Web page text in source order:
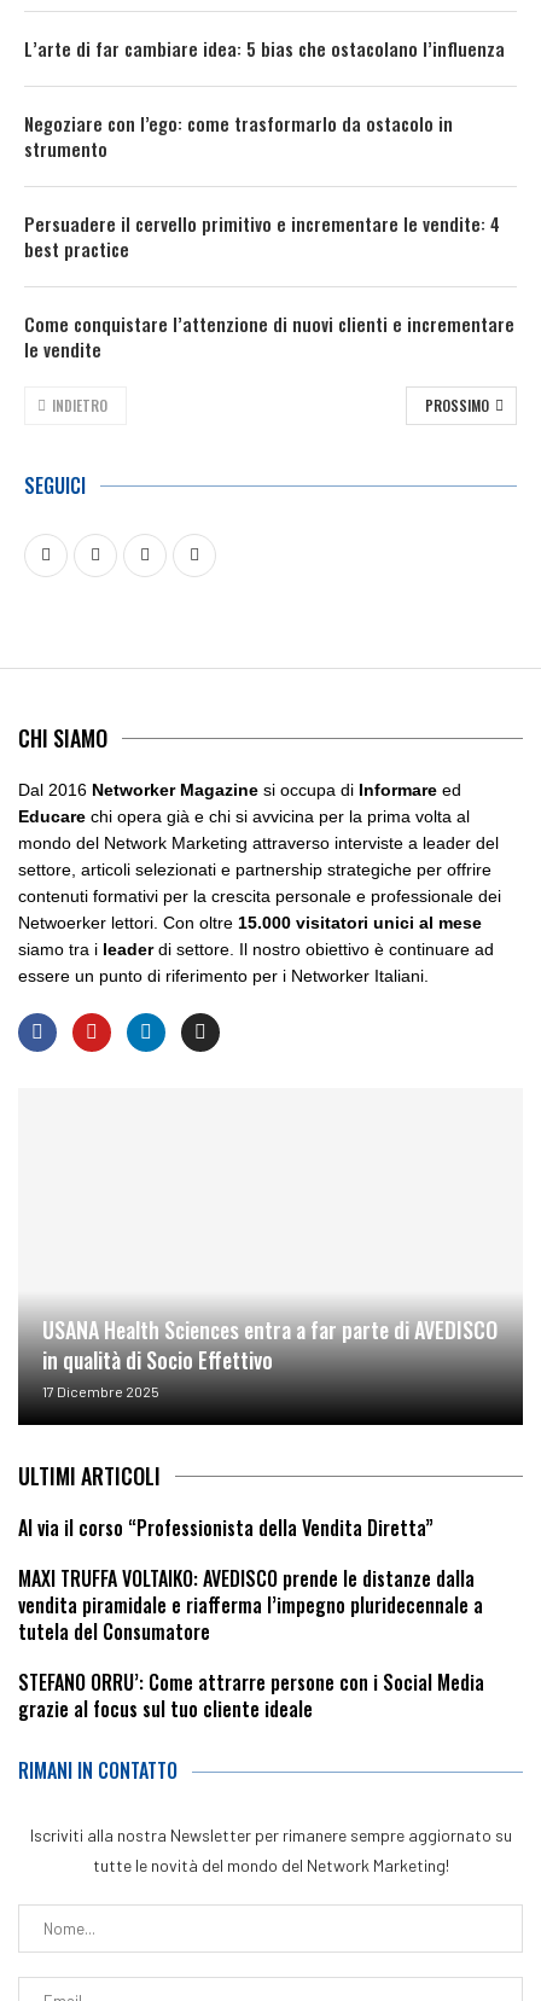
L’arte di far cambiare idea: 5 bias che ostacolano l’influenza
Negoziare con l’ego: come trasformarlo da ostacolo in
strumento
Persuadere il cervello primitivo e incrementare le vendite: 4
best practice
Come conquistare l’attenzione di nuovi clienti e incrementare
le vendite
INDIETRO PROSSIMO
SEGUICI
CHI SIAMO
Dal 2016 Networker Magazine si occupa di Informare ed
Educare chi opera già e chi si avvicina per la prima volta al
mondo del Network Marketing attraverso interviste a leader del
settore, articoli selezionati e partnership strategiche per offrire
contenuti formativi per la crescita personale e professionale dei
Netwoerker lettori. Con oltre 15.000 visitatori unici al mese
siamo tra i leaderdi settore. Il nostro obiettivo è continuare ad
essere un punto di riferimento per i Networker Italiani.
USANA Health Sciences entra a far parte di AVEDISCO
in qualità di Socio Effettivo
17 Dicembre 2025
ULTIMI ARTICOLI
Al via il corso “Professionista della Vendita Diretta”
MAXI TRUFFA VOLTAIKO: AVEDISCO prende le distanze dalla
vendita piramidale e riafferma l’impegno pluridecennale a
tutela del Consumatore
STEFANO ORRU’: Come attrarre persone con i Social Media
grazie al focus sul tuo cliente ideale
RIMANI IN CONTATTO
Iscriviti alla nostra Newsletter per rimanere sempre aggiornato su
tutte le novità del mondo del Network Marketing!